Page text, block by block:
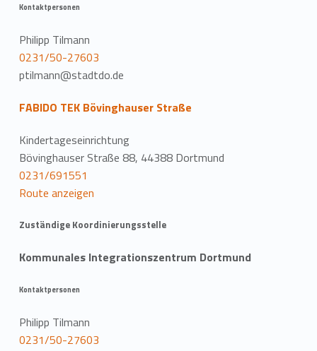
Kontaktpersonen
Philipp Tilmann
0231/50-27603
ptilmann@stadtdo.de
FABIDO TEK Bövinghauser Straße
Kindertageseinrichtung
Bövinghauser Straße 88, 44388 Dortmund
0231/691551
Route anzeigen
Zuständige Koordinierungsstelle
Kommunales Integrationszentrum Dortmund
Kontaktpersonen
Philipp Tilmann
0231/50-27603